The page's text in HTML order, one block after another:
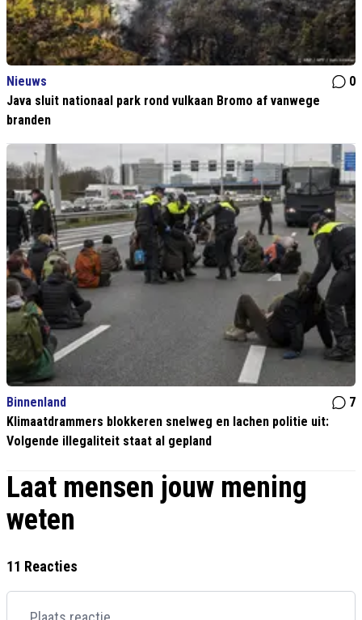
Nieuws
0
Java sluit nationaal park rond vulkaan Bromo af vanwege
branden
Binnenland
7
Klimaatdrammers blokkeren snelweg en lachen politie uit:
Volgende illegaliteit staat al gepland
Laat mensen jouw mening
weten
11 Reacties